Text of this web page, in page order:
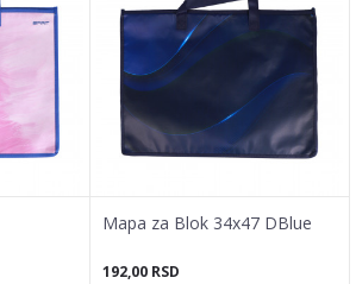
Mapa za Blok 34x47 DBlue
192,00 RSD